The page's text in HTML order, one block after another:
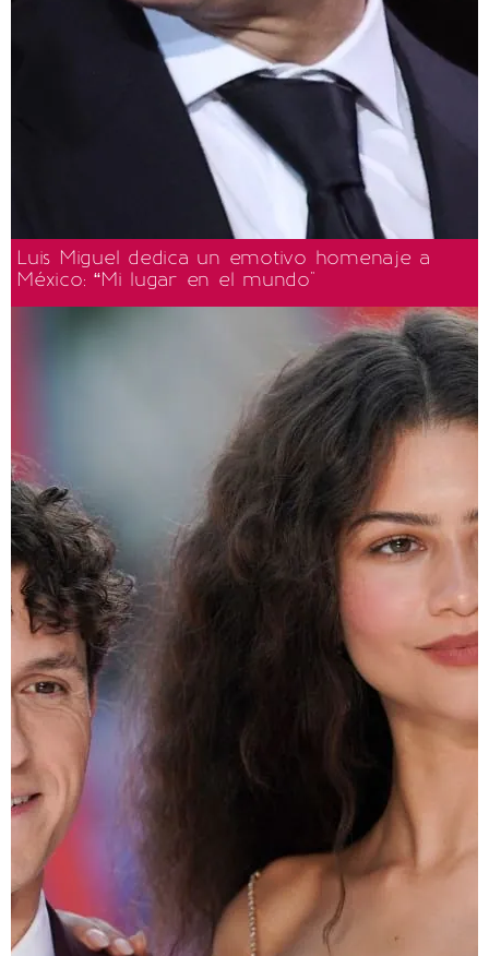
Luis Miguel dedica un emotivo homenaje a
México: “Mi lugar en el mundo"